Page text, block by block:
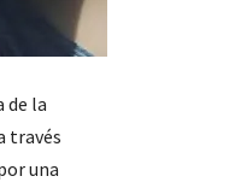
de la
través
una